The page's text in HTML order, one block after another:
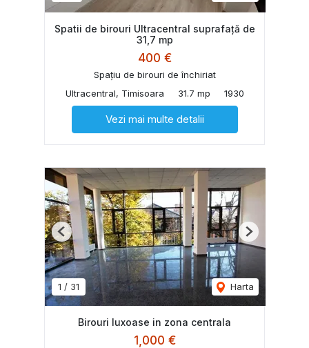
Spatii de birouri Ultracentral suprafață de
31,7 mp
400 €
Spațiu de birouri de închiriat
Ultracentral, Timisoara
31.7 mp 1930
Vezi mai multe detalii
1 / 31 Harta
Previous Next
Birouri luxoase in zona centrala
1,000 €